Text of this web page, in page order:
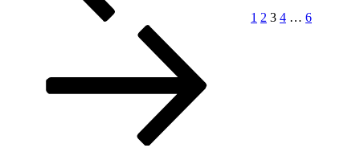
1 2 3 4 … 6